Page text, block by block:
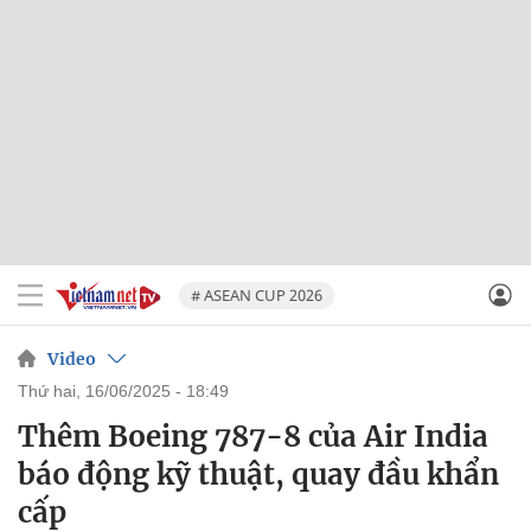
# ASEAN CUP 2026
Video
thứ hai, 16/06/2025 - 18:49
Thêm Boeing 787-8 của Air India
báo động kỹ thuật, quay đầu khẩn
cấp